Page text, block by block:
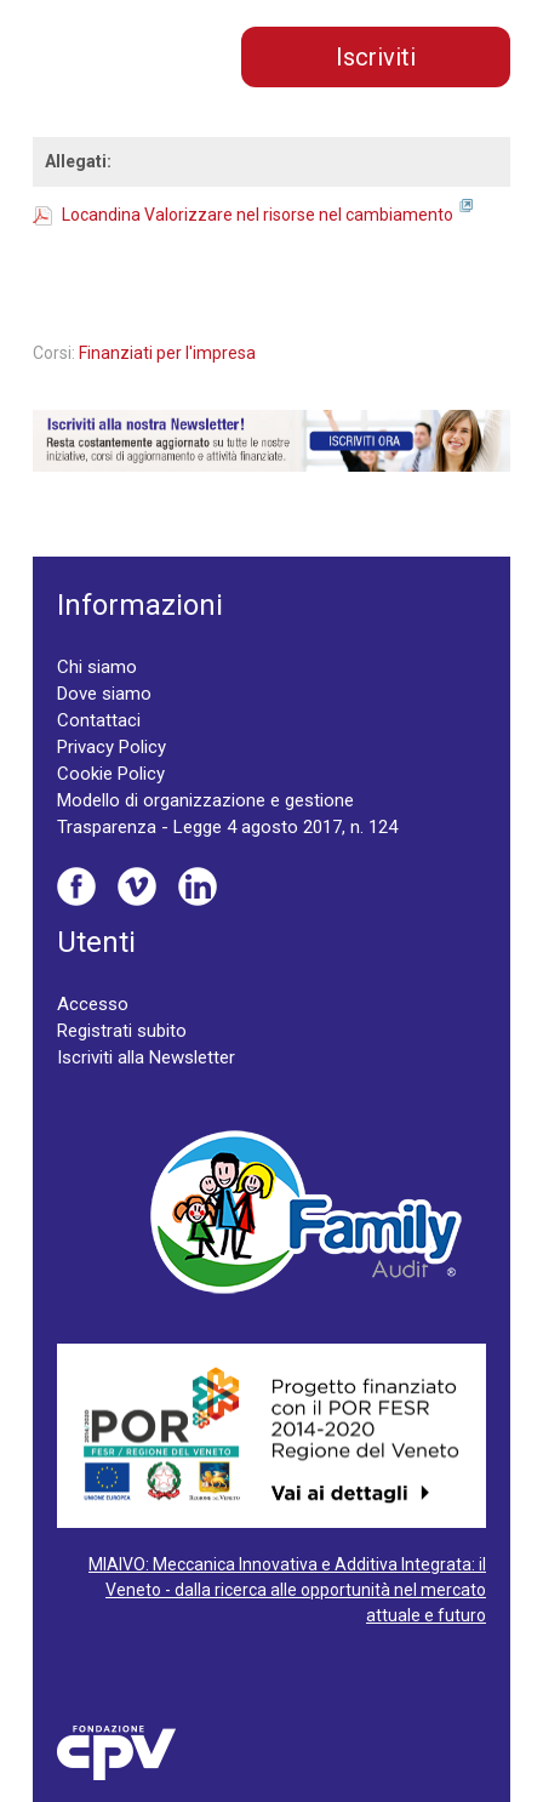
Iscriviti
Allegati:
Locandina Valorizzare nel risorse nel cambiamento
Corsi: Finanziati per l'impresa
Informazioni
Chi siamo
Dove siamo
Contattaci
Privacy Policy
Cookie Policy
Modello di organizzazione e gestione
Trasparenza - Legge 4 agosto 2017, n. 124
Utenti
Accesso
Registrati subito
Iscriviti alla Newsletter
MIAIVO: Meccanica Innovativa e Additiva Integrata: il
Veneto - dalla ricerca alle opportunità nel mercato
attuale e futuro